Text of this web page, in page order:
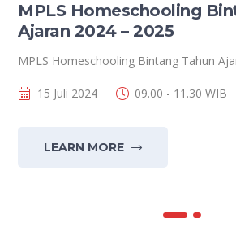
MPLS Homeschooling
Ajaran 2024 – 2025
MPLS Homeschooling Bintang Tahun
15 Juli 2024 09.00 - 11.30 WIB
LEARN MORE